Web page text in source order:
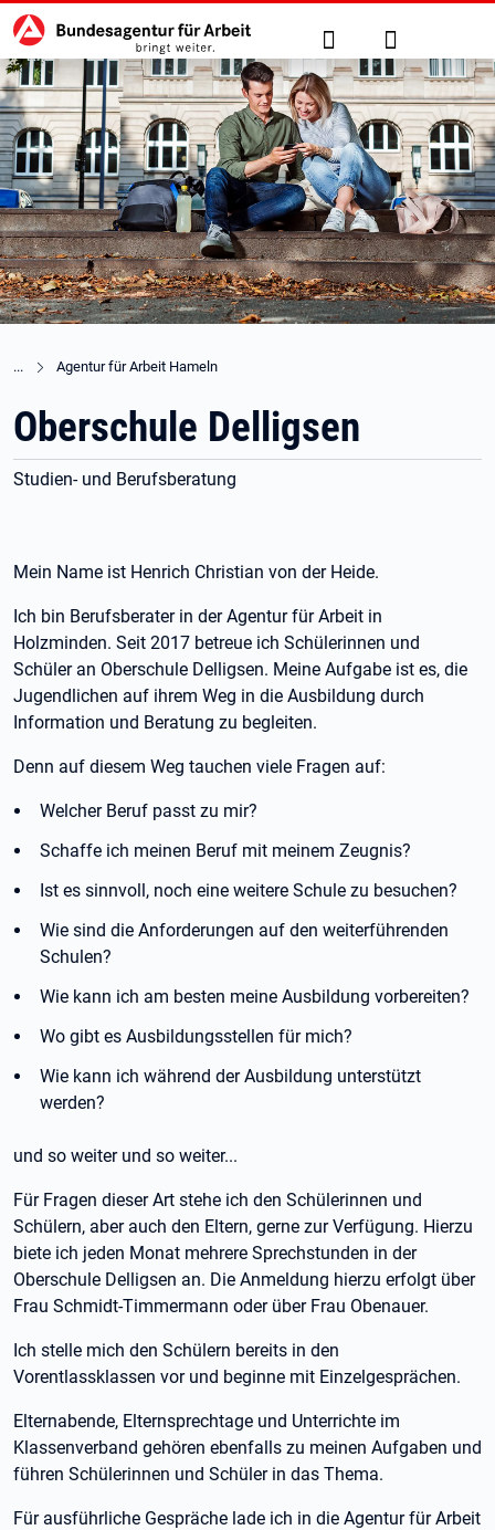
zu den Hauptinhalten springen
Hauptnavigation Suche Anmelden
Agentur für Arbeit Hameln
Oberschule Delligsen
Studien- und Berufsberatung
Mein Name ist Henrich Christian von der Heide.
Ich bin Berufsberater in der Agentur für Arbeit in
Holzminden. Seit 2017 betreue ich Schülerinnen und
Schüler an Oberschule Delligsen. Meine Aufgabe ist es, die
Jugendlichen auf ihrem Weg in die Ausbildung durch
Information und Beratung zu begleiten.
Denn auf diesem Weg tauchen viele Fragen auf:
Welcher Beruf passt zu mir?
Schaffe ich meinen Beruf mit meinem Zeugnis?
Ist es sinnvoll, noch eine weitere Schule zu besuchen?
Wie sind die Anforderungen auf den weiterführenden
Schulen?
Wie kann ich am besten meine Ausbildung vorbereiten?
Wo gibt es Ausbildungsstellen für mich?
Wie kann ich während der Ausbildung unterstützt
werden?
und so weiter und so weiter...
Für Fragen dieser Art stehe ich den Schülerinnen und
Schülern, aber auch den Eltern, gerne zur Verfügung. Hierzu
biete ich jeden Monat mehrere Sprechstunden in der
Oberschule Delligsen an. Die Anmeldung hierzu erfolgt über
Frau Schmidt-Timmermann oder über Frau Obenauer.
Ich stelle mich den Schülern bereits in den
Vorentlassklassen vor und beginne mit Einzelgesprächen.
Elternabende, Elternsprechtage und Unterrichte im
Klassenverband gehören ebenfalls zu meinen Aufgaben und
führen Schülerinnen und Schüler in das Thema.
Für ausführliche Gespräche lade ich in die Agentur für Arbeit